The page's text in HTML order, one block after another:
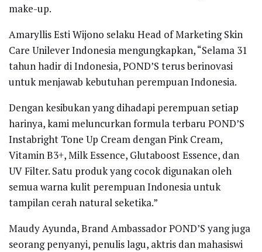
make-up.
Amaryllis Esti Wijono selaku Head of Marketing Skin
Care Unilever Indonesia mengungkapkan, “Selama 31
tahun hadir di Indonesia, POND’S terus berinovasi
untuk menjawab kebutuhan perempuan Indonesia.
Dengan kesibukan yang dihadapi perempuan setiap
harinya, kami meluncurkan formula terbaru POND’S
Instabright Tone Up Cream dengan Pink Cream,
Vitamin B3+, Milk Essence, Glutaboost Essence, dan
UV Filter. Satu produk yang cocok digunakan oleh
semua warna kulit perempuan Indonesia untuk
tampilan cerah natural seketika.”
Maudy Ayunda, Brand Ambassador POND’S yang juga
seorang penyanyi, penulis lagu, aktris dan mahasiswi